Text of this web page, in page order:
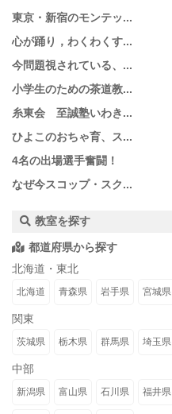
東京・新宿のモンテッ...
心が踊り，わくわくす...
今問題視されている、...
小学生のための茶道教...
糸東会 至誠塾いわき...
ひよこのおちゃ育、ス...
4名の出場選手奮闘！
なぜ今スコップ・スク...
教室を探す
都道府県から探す
北海道・東北
北海道 青森県 岩手県 宮城県
関東
茨城県 栃木県 群馬県 埼玉県
中部
新潟県 富山県 石川県 福井県